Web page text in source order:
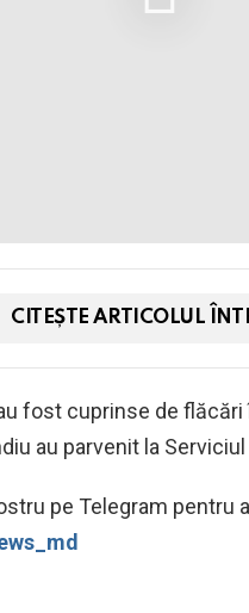
CITEȘTE ARTICOLUL
fost cuprinse de flăcări
au parvenit la Serviciul
pe Telegram pentru